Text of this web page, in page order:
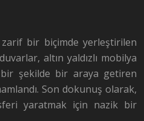
bir biçimde yerleştirilen
altın yaldızlı mobilya
şekilde bir araya getiren
Son dokunuş olarak,
yaratmak için nazik bir